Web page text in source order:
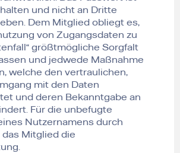
und nicht an Dritte
Dem Mitglied obliegt es,
von Zugangsdaten zu
größtmögliche Sorgfalt
und jedwede Maßnahme
welche den vertraulichen,
mit den Daten
und deren Bekanntgabe an
Für die unbefugte
Nutzernamens durch
Mitglied die